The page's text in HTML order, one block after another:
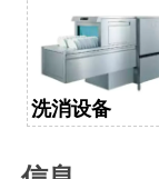
洗消设备